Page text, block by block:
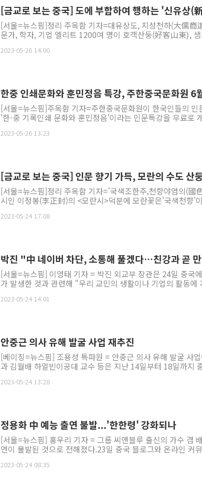
[금교로 보는 중국] 도에 부합하여 행하는 '신유상(
[서울=뉴스핌]정리 주옥함 기자=대유상도, 지성천하(大儒
문가, 학자, 기업 엘리트 1200여 명이 호객산둥(好客山東),
2023-05-26 14:00
[서울=뉴스핌]주옥함 기자=주한중국문화원이 한국인들의 인
'한-중 기록인쇄 문화와 훈민정음'이라는 인문특강을 무료로
2023-05-26 13:23
[금교로 보는 중국] 인문 향기 가득, 모란의 수도 산
[서울=뉴스핌]정리 주옥함 기자='국색조한주,천향야염의(
시인 이정봉(李正封)의 <모란시>덕분에 모란꽃은'국색천향'
2023-05-24 17:08
박진 "中 네이버 차단, 소통해 풀겠다…친강과 곧
[서울=뉴스핌] 이영태 기자 = 박진 외교부 장관은 24일 중국
가 발생한 것과 관련해 "우리 교민의 생활이나 기업의 활동에
2023-05-24 14:01
안중근 의사 유해 발굴 사업 재추진
[베이징=뉴스핌] 조용성 특파원 = 안중근 의사 유해 발굴 사
과 김월배 하얼빈이공대 교수 등은 지난 14일부터 18일까지
2023-05-24 13:28
정용화 中 예능 출연 불발...'한한령' 강화되나
[서울=뉴스핌] 홍우리 기자 = 그룹 씨앤블루 출신의 가수 겸
연이 불발된 것으로 전해졌다.23일 중국 블로그와 온라인 커
2023-05-24 08:35